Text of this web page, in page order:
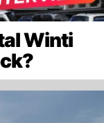
Winti